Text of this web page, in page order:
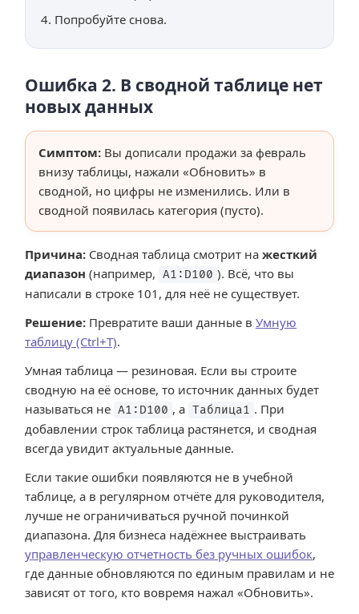
Попробуйте снова.
Ошибка 2. В сводной таблице нет
новых данных
Симптом: Вы дописали продажи за февраль
внизу таблицы, нажали «Обновить» в
сводной, но цифры не изменились. Или в
сводной появилась категория (пусто).
Причина: Сводная таблица смотрит на жесткий
диапазон (например, A1:D100 ). Всё, что вы
написали в строке 101, для неё не существует.
Решение: Превратите ваши данные в Умную
таблицу (Ctrl+T).
Умная таблица — резиновая. Если вы строите
сводную на её основе, то источник данных будет
называться не A1:D100 , а Таблица1 . При
добавлении строк таблица растянется, и сводная
всегда увидит актуальные данные.
Если такие ошибки появляются не в учебной
таблице, а в регулярном отчёте для руководителя,
лучше не ограничиваться ручной починкой
диапазона. Для бизнеса надёжнее выстраивать
управленческую отчетность без ручных ошибок,
где данные обновляются по единым правилам и не
зависят от того, кто вовремя нажал «Обновить».